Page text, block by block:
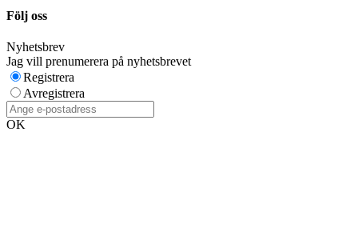
Följ oss
Nyhetsbrev
Jag vill prenumerera på nyhetsbrevet
Registrera
Avregistrera
OK